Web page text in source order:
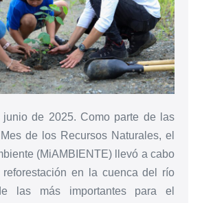
junio de 2025. Como parte de las
de los Recursos Naturales, el
(MiAMBIENTE) llevó a cabo
en la cuenca del río
las más importantes para el